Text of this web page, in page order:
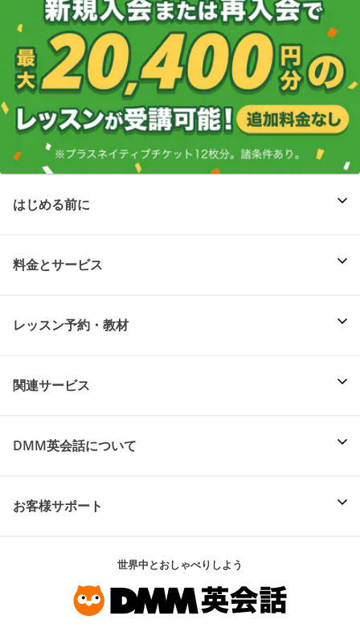
はじめる前に
料金とサービス
レッスン予約・教材
関連サービス
DMM英会話について
お客様サポート
世界中とおしゃべりしよう